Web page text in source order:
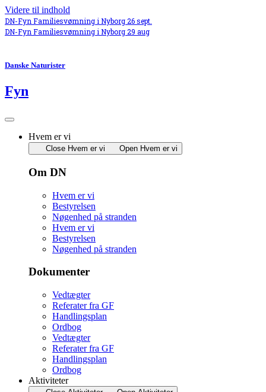
Videre til indhold
DN-Fyn Familiesvømning i Nyborg 26 sept.
DN-Fyn Familiesvømning i Nyborg 29 aug
Danske Naturister
Fyn
Hvem er vi
Close Hvem er vi Open Hvem er vi
Om DN
Hvem er vi
Bestyrelsen
Nøgenhed på stranden
Hvem er vi
Bestyrelsen
Nøgenhed på stranden
Dokumenter
Vedtægter
Referater fra GF
Handlingsplan
Ordbog
Vedtægter
Referater fra GF
Handlingsplan
Ordbog
Aktiviteter